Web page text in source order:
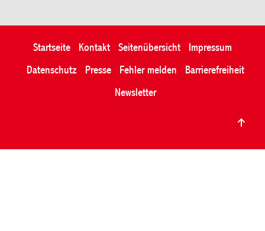
Startseite Kontakt Seitenübersicht
Impressum
Datenschutz
Presse Fehler melden
Barrierefreiheit
Newsletter